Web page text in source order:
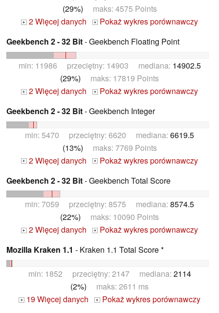
(29%) maks: 4575 Points
+ 2 Więcej danych +
Pokaż wykres porównawczy
Geekbench 2 - 32 Bit- Geekbench Floating Point
min: 11986 przeciętny: 14903 mediana: 14902.5
(29%) maks: 17819 Points
+ 2 Więcej danych +
Pokaż wykres porównawczy
Geekbench 2 - 32 Bit- Geekbench Integer
min: 5470 przeciętny: 6620 mediana: 6619.5
(13%) maks: 7769 Points
+ 2 Więcej danych +
Pokaż wykres porównawczy
Geekbench 2 - 32 Bit- Geekbench Total Score
min: 7059 przeciętny: 8575 mediana: 8574.5
(22%) maks: 10090 Points
+ 2 Więcej danych +
Pokaż wykres porównawczy
Mozilla Kraken 1.1 - Kraken 1.1 Total Score *
min: 1852 przeciętny: 2147 mediana: 2114
(2%) maks: 2611 ms
+ 19 Więcej danych + Pokaż wykres porównawczy